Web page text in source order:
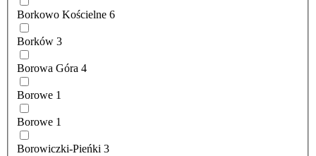
Borkowo Kościelne 6
Borków 3
Borowa Góra 4
Borowe 1
Borowe 1
Borowiczki-Pieńki 3